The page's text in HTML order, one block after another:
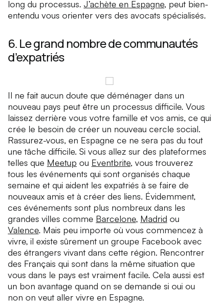
long du processus. J’achète en Espagne, peut bien-
entendu vous orienter vers des avocats spécialisés.
6. Le grand nombre de communautés
d’expatriés
Il ne fait aucun doute que déménager dans un
nouveau pays peut être un processus difficile. Vous
laissez derrière vous votre famille et vos amis, ce qui
crée le besoin de créer un nouveau cercle social.
Rassurez-vous, en Espagne ce ne sera pas du tout
une tâche difficile. Si vous allez sur des plateformes
telles que Meetup ou Eventbrite, vous trouverez
tous les événements qui sont organisés chaque
semaine et qui aident les expatriés à se faire de
nouveaux amis et à créer des liens. Évidemment,
ces événements sont plus nombreux dans les
grandes villes comme Barcelone, Madrid ou
Valence. Mais peu importe où vous commencez à
vivre, il existe sûrement un groupe Facebook avec
des étrangers vivant dans cette région. Rencontrer
des Français qui sont dans la même situation que
vous dans le pays est vraiment facile. Cela aussi est
un bon avantage quand on se demande si oui ou
non on veut aller vivre en Espagne.